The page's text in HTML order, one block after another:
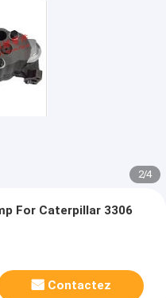
2/4
For Caterpillar 3306
Contactez